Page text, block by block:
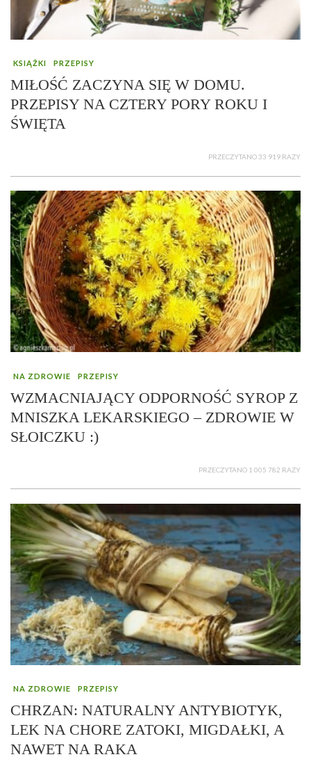
KSIĄŻKI PRZEPISY
MIŁOŚĆ ZACZYNA SIĘ W DOMU.
PRZEPISY NA CZTERY PORY ROKU I
ŚWIĘTA
PRZECZYTANO 33 919 RAZY
NA ZDROWIE PRZEPISY
WZMACNIAJĄCY ODPORNOŚĆ SYROP Z
MNISZKA LEKARSKIEGO – ZDROWIE W
SŁOICZKU :)
PRZECZYTANO 1 005 782 RAZY
NA ZDROWIE PRZEPISY
CHRZAN: NATURALNY ANTYBIOTYK,
LEK NA CHORE ZATOKI, MIGDAŁKI, A
NAWET NA RAKA